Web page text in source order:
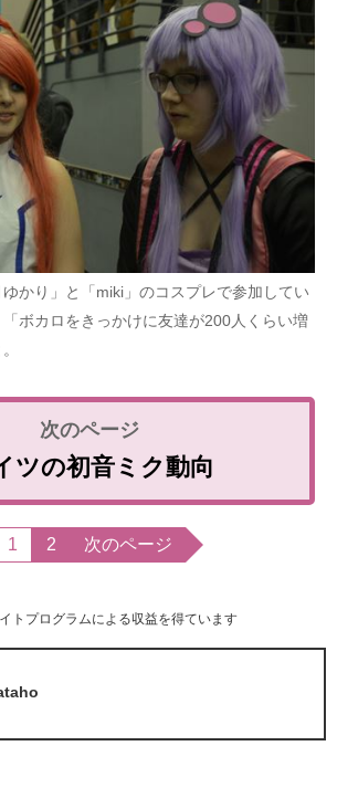
かり」と「miki」のコスプレで参加してい
ボカロをきっかけに友達が200人くらい増
ツの初音ミク動向
1 2 次のページ
トプログラムによる収益を得ています